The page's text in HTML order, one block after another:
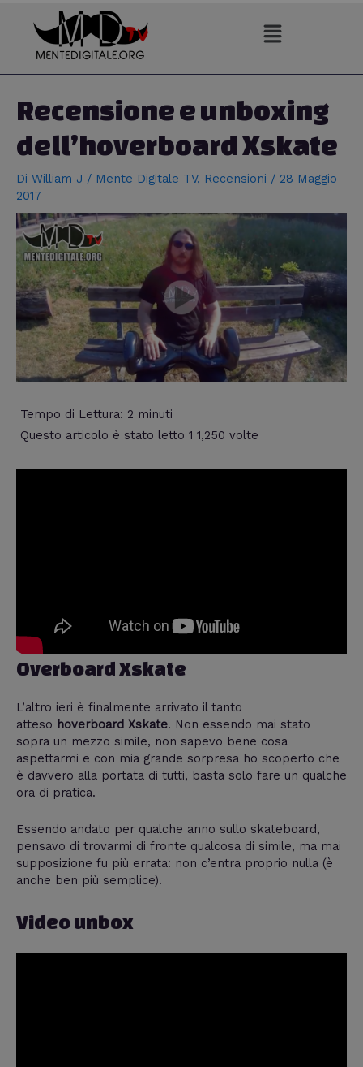
contenuto
Recensione e unboxing
dell’hoverboard Xskate
Di William J / Mente Digitale TV, Recensioni / 28 Maggio
2017
Tempo di Lettura: 2 minuti
Questo articolo è stato letto 1 1,250 volte
Overboard Xskate
L’altro ieri è finalmente arrivato il tanto
atteso hoverboard Xskate. Non essendo mai stato
sopra un mezzo simile, non sapevo bene cosa
aspettarmi e con mia grande sorpresa ho scoperto che
è davvero alla portata di tutti, basta solo fare un qualche
ora di pratica.
Essendo andato per qualche anno sullo skateboard,
pensavo di trovarmi di fronte qualcosa di simile, ma mai
supposizione fu più errata: non c’entra proprio nulla (è
anche ben più semplice).
Video unbox
articoli